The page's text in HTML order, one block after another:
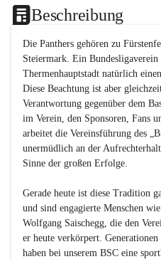
Beschreibung
Die Panthers gehören zu
Steiermark. Ein Bundesligaverein
Thermenhauptstadt natürlich
Diese Beachtung ist aber
Verantwortung gegenüber dem
im Verein, den Sponsoren, Fans
arbeitet die Vereinsführung des
unermüdlich an der
Sinne der großen Erfolge.
Gerade heute ist diese Tradition
und sind engagierte Menschen
Wolfgang Saischegg, die den
er heute verkörpert.
haben bei unserem BSC eine